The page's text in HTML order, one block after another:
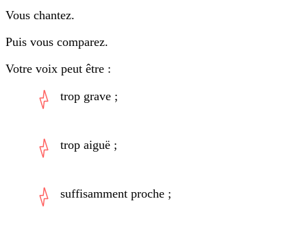
Vous chantez.
Puis vous comparez.
Votre voix peut être :
trop grave ;
trop aiguë ;
suffisamment proche ;